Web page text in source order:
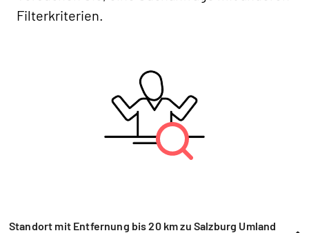
Filterkriterien.
Standort mit Entfernung bis 20 km zu Salzburg Umland